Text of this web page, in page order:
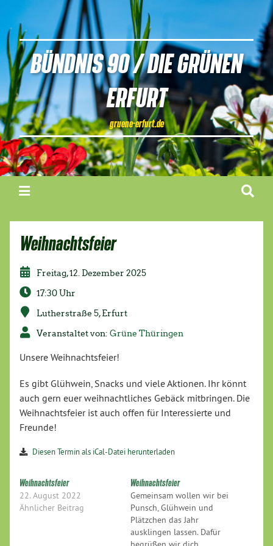
BÜNDNIS 90 / DIE GRÜNEN
ERFURT
gruene-erfurt.de
Weihnachtsfeier
Freitag, 12. Dezember 2025
17:30 Uhr
Lutherstraße 5, Erfurt
Veranstaltet von:Grüne Thüringen
Unsere Weihnachtsfeier!
Es gibt Glühwein, Snacks und viele Aktionen. Ihr könnt
auch gern euer weihnachtliches Gebäck mitbringen. Die
Weihnachtsfeier ist auch offen für Interessierte und
Freunde!
Diesen Termin als iCal-Datei herunterladen
Weihnachtsfeier
22. August 2022
Ähnlicher Beitrag
Weihnachtsfeier
Gemeinsam wollen wir bei
Punsch, Glühwein und
Plätzchen das Jahr
ausklingen lassen. Dafür